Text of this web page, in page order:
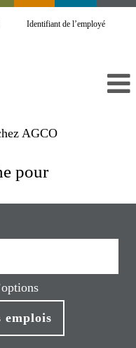
Identifiant de l’employé
AGCO(page
pour